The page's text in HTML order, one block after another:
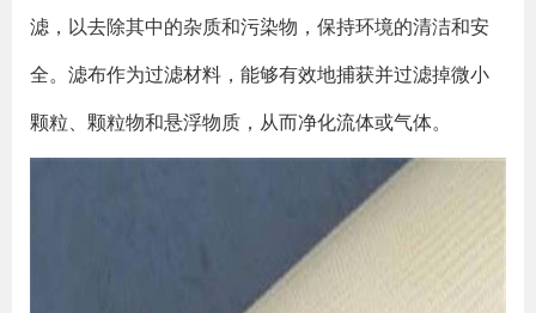
滤，以去除其中的杂质和污染物，保持环境的清洁和安
全。滤布作为过滤材料，能够有效地捕获并过滤掉微小
颗粒、颗粒物和悬浮物质，从而净化流体或气体。